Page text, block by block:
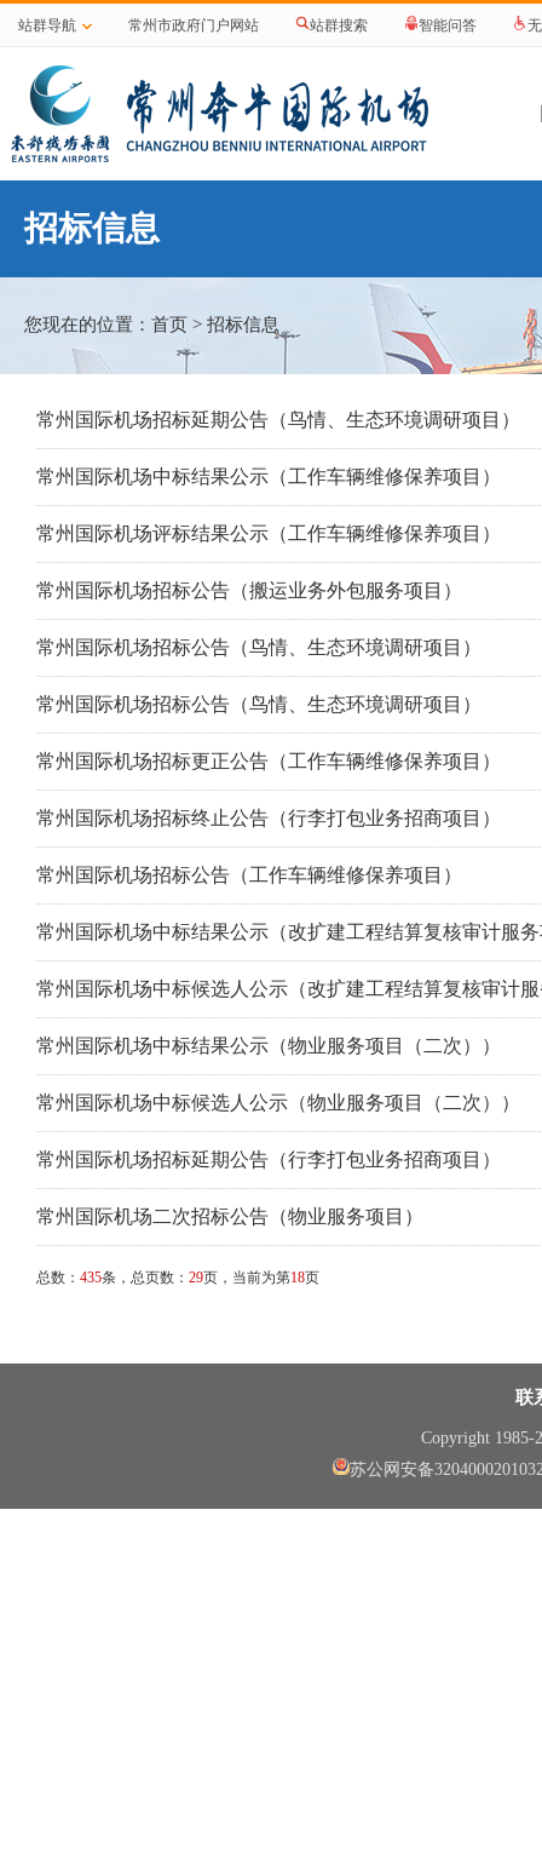
站群导航 常州市政府门户网站 站群搜索 智能问答
招标信息
您现在的位置： 首页 > 招标信息
常州国际机场招标延期公告（鸟情、生态环境调研项目）
常州国际机场中标结果公示（工作车辆维修保养项目）
常州国际机场评标结果公示（工作车辆维修保养项目）
常州国际机场招标公告（搬运业务外包服务项目）
常州国际机场招标公告（鸟情、生态环境调研项目）
常州国际机场招标公告（鸟情、生态环境调研项目）
常州国际机场招标更正公告（工作车辆维修保养项目）
常州国际机场招标终止公告（行李打包业务招商项目）
常州国际机场招标公告（工作车辆维修保养项目）
常州国际机场中标结果公示（改扩建工程结算复核审计服
常州国际机场中标候选人公示（改扩建工程结算复核审计
常州国际机场中标结果公示（物业服务项目（二次））
常州国际机场中标候选人公示（物业服务项目（二次））
常州国际机场招标延期公告（行李打包业务招商项目）
常州国际机场二次招标公告（物业服务项目）
总数： 435条，总页数： 29页，当前为第18页
联
Copyright 1985-
苏公网安备